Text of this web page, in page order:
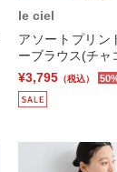
le ciel
アソートプリ
ーブラウス(チャ
¥3,795 （税込）